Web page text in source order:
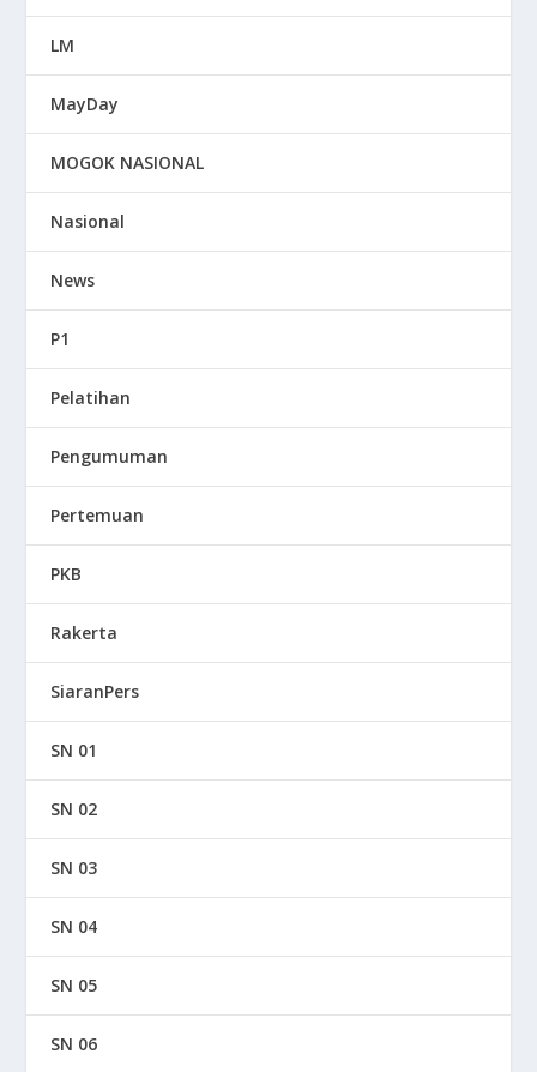
LM
MayDay
MOGOK NASIONAL
Nasional
News
P1
Pelatihan
Pengumuman
Pertemuan
PKB
Rakerta
SiaranPers
SN 01
SN 02
SN 03
SN 04
SN 05
SN 06